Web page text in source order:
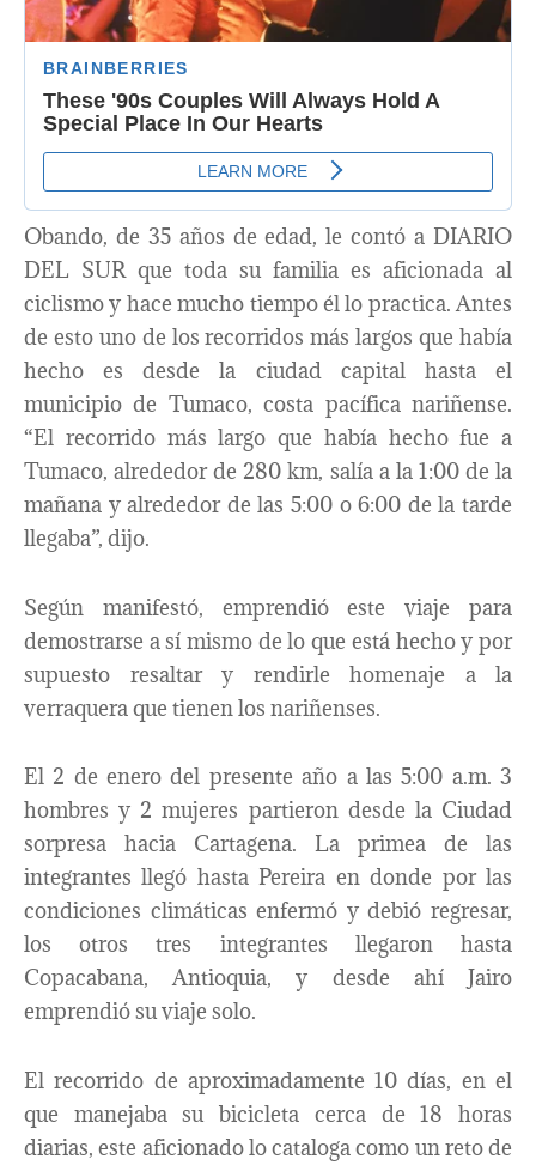
Obando, de 35 años de edad, le contó a DIARIO
DEL SUR que toda su familia es aficionada al
ciclismo y hace mucho tiempo él lo practica. Antes
de esto uno de los recorridos más largos que había
hecho es desde la ciudad capital hasta el
municipio de Tumaco, costa pacífica nariñense.
“El recorrido más largo que había hecho fue a
Tumaco, alrededor de 280 km, salía a la 1:00 de la
mañana y alrededor de las 5:00 o 6:00 de la tarde
llegaba”, dijo.
Según manifestó, emprendió este viaje para
demostrarse a sí mismo de lo que está hecho y por
supuesto resaltar y rendirle homenaje a la
verraquera que tienen los nariñenses.
El 2 de enero del presente año a las 5:00 a.m. 3
hombres y 2 mujeres partieron desde la Ciudad
sorpresa hacia Cartagena. La primea de las
integrantes llegó hasta Pereira en donde por las
condiciones climáticas enfermó y debió regresar,
los otros tres integrantes llegaron hasta
Copacabana, Antioquia, y desde ahí Jairo
emprendió su viaje solo.
El recorrido de aproximadamente 10 días, en el
que manejaba su bicicleta cerca de 18 horas
diarias, este aficionado lo cataloga como un reto de